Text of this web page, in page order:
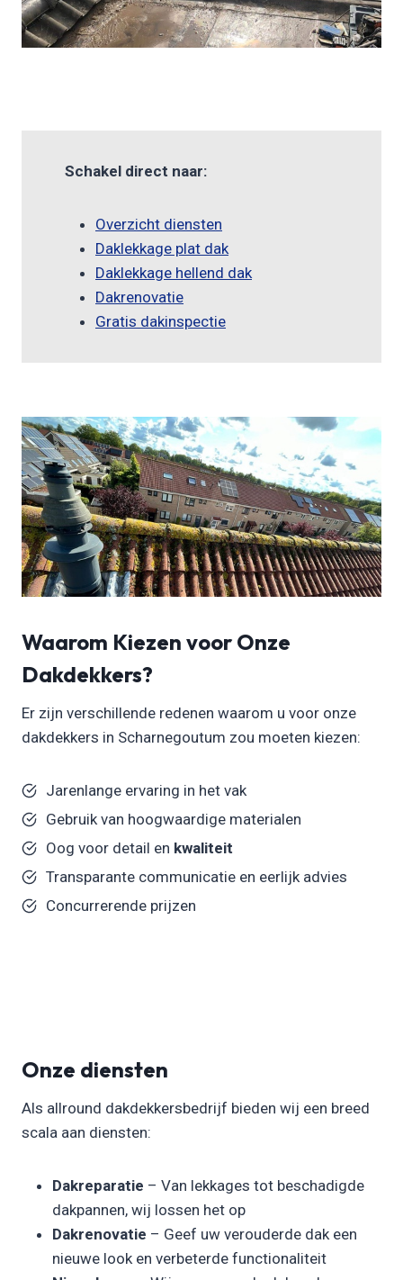
Schakel direct naar:
Overzicht diensten
Daklekkage plat dak
Daklekkage hellend dak
Dakrenovatie
Gratis dakinspectie
Waarom Kiezen voor Onze
Dakdekkers?
Er zijn verschillende redenen waarom u voor onze
dakdekkers in Scharnegoutum zou moeten kiezen:
Jarenlange ervaring in het vak
Gebruik van hoogwaardige materialen
Oog voor detail en kwaliteit
Transparante communicatie en eerlijk advies
Concurrerende prijzen
Onze diensten
Als allround dakdekkersbedrijf bieden wij een breed
scala aan diensten:
Dakreparatie – Van lekkages tot beschadigde
dakpannen, wij lossen het op
Dakrenovatie – Geef uw verouderde dak een
nieuwe look en verbeterde functionaliteit